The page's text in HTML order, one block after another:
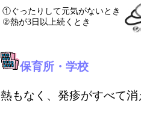
①ぐったりして元気がないとき
②熱が3日以上続くとき
保育所・学校
熱もなく、発疹がすべて